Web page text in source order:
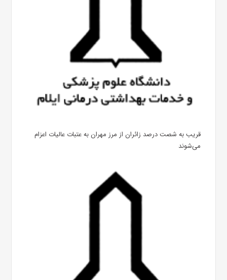
قریب به شصت درصد زائران از مرز مهران به عتبات عالیات اعزام
می‌شوند